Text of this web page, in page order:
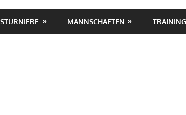
MANNSCHAFTEN TRAINING